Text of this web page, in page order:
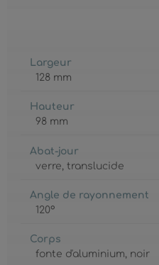
Largeur
128 mm
Hauteur
98 mm
Abat-jour
verre, translucide
Angle de rayonnement
120°
Corps
fonte d'aluminium, noir